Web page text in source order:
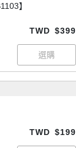
】
TWD $399
TWD $199